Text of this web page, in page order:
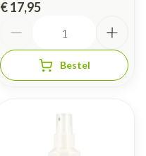
€ 17,95
Bestel